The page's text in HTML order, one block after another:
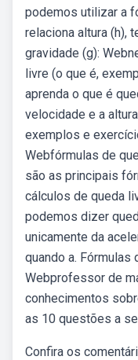
podemos utilizar a
relaciona altura (h),
gravidade (g):
livre (o que é,
aprenda o que é
velocidade e a
exemplos e
Webfórmulas de
são as principais
cálculos de queda
podemos dizer
unicamente da
quando a. Fórmulas
Webprofessor de
conhecimentos
as 10 questões a
Confira os